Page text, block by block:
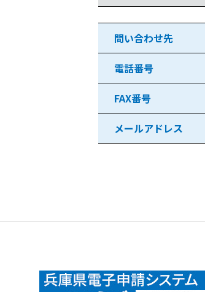
問い合わせ先
電話番号
FAX番号
メールアドレス